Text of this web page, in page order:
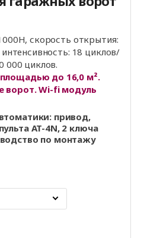
скорость открытия:
18 циклов/
000 циклов.
до 16,0 м².
ворот. Wi-fi модуль
привод,
AT-4N, 2 ключа
по монтажу